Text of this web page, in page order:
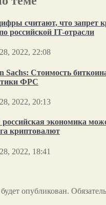
считают, что запрет
российской IT-отрасли
2022, 22:08
Sachs: Стоимость
ФРС
2022, 20:13
экономика
криптовалют
2022, 18:41
опубликован.